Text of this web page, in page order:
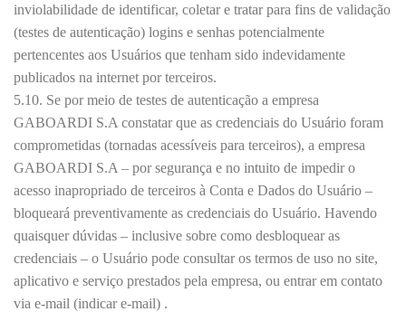
inviolabilidade de identificar, coletar e tratar para fins de validação
(testes de autenticação) logins e senhas potencialmente
pertencentes aos Usuários que tenham sido indevidamente
publicados na internet por terceiros.
5.10. Se por meio de testes de autenticação a empresa
GABOARDI S.A constatar que as credenciais do Usuário foram
comprometidas (tornadas acessíveis para terceiros), a empresa
GABOARDI S.A – por segurança e no intuito de impedir o
acesso inapropriado de terceiros à Conta e Dados do Usuário –
bloqueará preventivamente as credenciais do Usuário. Havendo
quaisquer dúvidas – inclusive sobre como desbloquear as
credenciais – o Usuário pode consultar os termos de uso no site,
aplicativo e serviço prestados pela empresa, ou entrar em contato
via e-mail (indicar e-mail) .